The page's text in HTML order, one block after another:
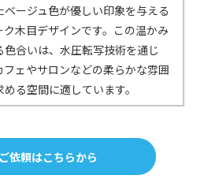
ベージュ色が優しい印象を与える
ク木目デザインです。この温かみ
色合いは、水圧転写技術を通じ
フェやサロンなどの柔らかな雰囲
める空間に適しています。
依頼はこちらから